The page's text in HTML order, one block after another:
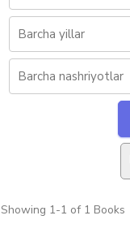
Showing 1-1 of 1 Books